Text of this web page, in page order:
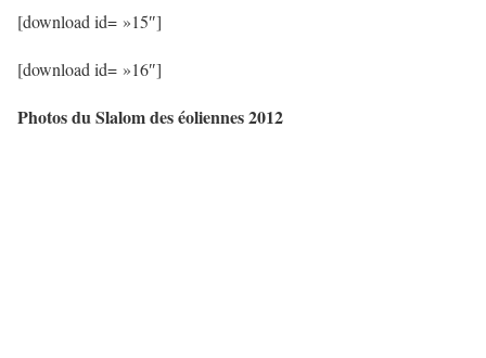
[download id= »15″]
[download id= »16″]
Photos du Slalom des éoliennes 2012